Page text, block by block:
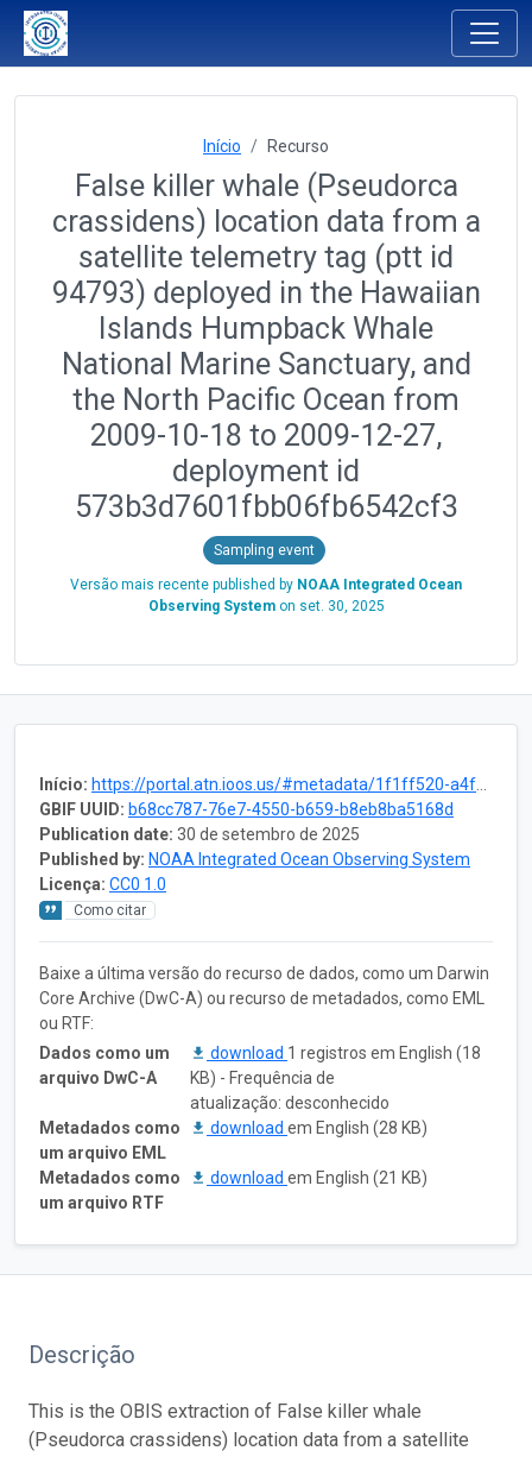
Início Recurso
False killer whale (Pseudorca
crassidens) location data from a
satellite telemetry tag (ptt id
94793) deployed in the Hawaiian
Islands Humpback Whale
National Marine Sanctuary, and
the North Pacific Ocean from
2009-10-18 to 2009-12-27,
deployment id
573b3d7601fbb06fb6542cf3
Sampling event
Versão mais recente published by NOAA Integrated Ocean
Observing Systemon set. 30, 2025
Início: https://portal.atn.ioos.us/#metadata/1f1ff520-a4f5-4425-9681-57396059f1c9/project
GBIF UUID: b68cc787-76e7-4550-b659-b8eb8ba5168d
Publication date: 30 de setembro de 2025
Published by: NOAA Integrated Ocean Observing System
Licença: CC0 1.0
Como citar
Baixe a última versão do recurso de dados, como um Darwin
Core Archive (DwC-A) ou recurso de metadados, como EML
ou RTF:
Dados como um
arquivo DwC-A
download 1 registros em English (18
KB) - Frequência de
atualização: desconhecido
Metadados como
um arquivo EML
download em English (28 KB)
Metadados como
um arquivo RTF
download em English (21 KB)
Descrição
This is the OBIS extraction of False killer whale
(Pseudorca crassidens) location data from a satellite